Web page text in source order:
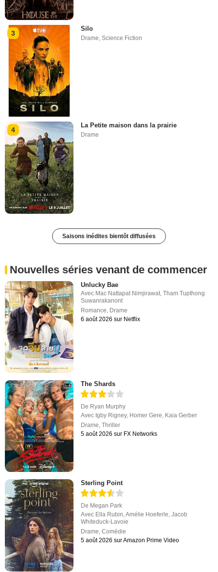
3
Silo
Drame,Science Fiction
4
La Petite maison dans la prairie
Drame
Saisons inédites bientôt diffusées
Nouvelles séries venant de commencer
Unlucky Bae
Avec Mac Nattapat Nimjirawat ,Tham Tupthong
Suwanrakanont
Romance Drame
6 août 2026 sur Netflix
The Shards
De Ryan Murphy
Avec Igby Rigney, Homer Gere, Kaia Gerber
Drame,Thriller
5 août 2026 sur FX Networks
Sterling Point
De Megan Park
Avec Ella Rubin,Amélie Hoeferle,Jacob
Whiteduck-Lavoie
Drame,Comédie
5 août 2026 sur Amazon Prime Video